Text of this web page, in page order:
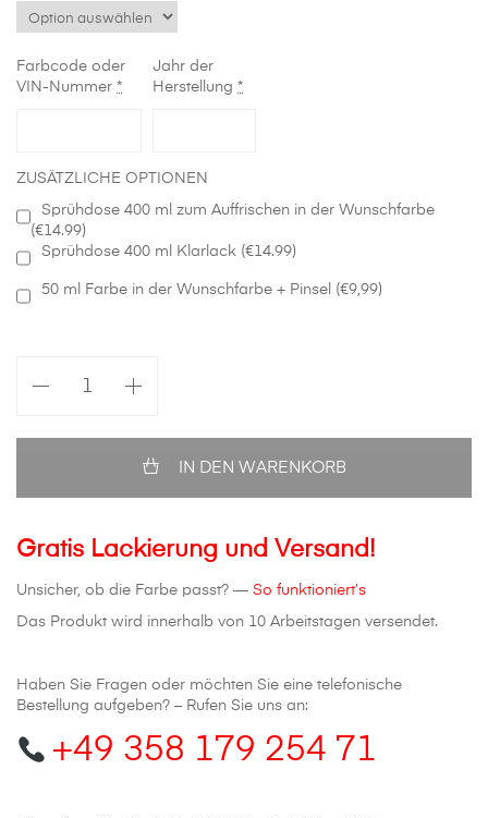
Farbcode oder
VIN-Nummer *
Jahr der
Herstellung *
ZUSÄTZLICHE OPTIONEN
Sprühdose 400 ml zum Auffrischen in der Wunschfarbe
(€14.99)
Sprühdose 400 ml Klarlack (€14.99)
50 ml Farbe in der Wunschfarbe + Pinsel (€9,99)
Kotflügel
IN DEN WARENKORB
Gratis Lackierung und Versand!
Unsicher, ob die Farbe passt? — So funktioniert’s
Das Produkt wird innerhalb von 10 Arbeitstagen versendet.
Haben Sie Fragen oder möchten Sie eine telefonische
Bestellung aufgeben? – Rufen Sie uns an:
+49 358 179 254 71